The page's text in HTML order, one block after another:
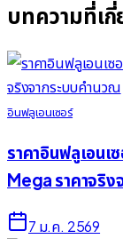
บทความที่เ
อินฟลูเอนเซอร์
ราคาอินฟลูเอนเ
Mega ราคาจริง
7 ม.ค. 2569